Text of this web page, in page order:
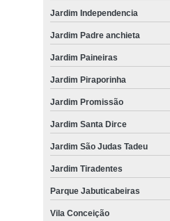
Jardim Independencia
Jardim Padre anchieta
Jardim Paineiras
Jardim Piraporinha
Jardim Promissão
Jardim Santa Dirce
Jardim São Judas Tadeu
Jardim Tiradentes
Parque Jabuticabeiras
Vila Conceição